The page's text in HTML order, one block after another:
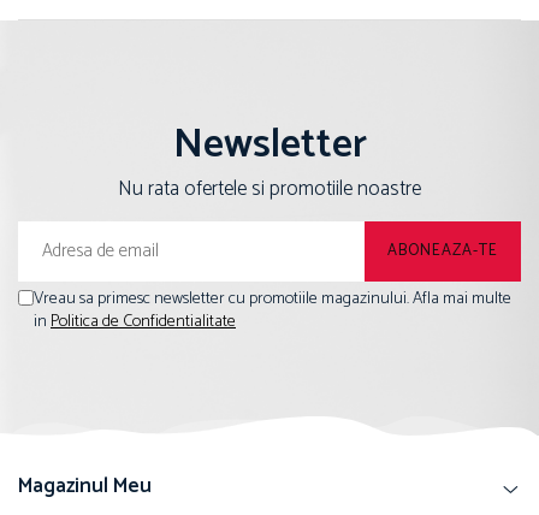
Newsletter
Nu rata ofertele si promotiile noastre
Vreau sa primesc newsletter cu promotiile magazinului. Afla mai multe
inPolitica de Confidentialitate
Magazinul Meu